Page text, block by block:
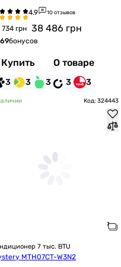
10 отзывов
734 грн 38 486 грн
бонусов
Купить О товаре
3 3 3 3 3
Код: 324443
7 тыс. BTU
MTH07CT-W3N2